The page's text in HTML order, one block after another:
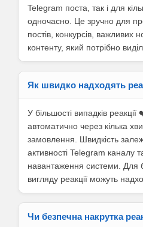
Telegram поста, так і для
одночасно. Це зручно для
постів, конкурсів, важливих
контенту, який потрібно
Як швидко надходять
У більшості випадків
автоматично через кілька
замовлення. Швидкість
активності Telegram каналу
навантаження системи. Для
вигляду реакції можуть
Чи безпечна накрутка